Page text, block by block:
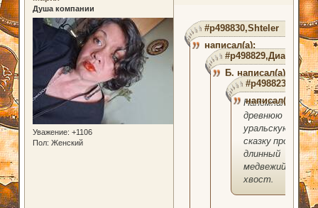
Душа компании
Уважение: +1106
Пол: Женский
#p498830,Shteler
написал(а):
#p498829,Диана
Б. написал(а):
написал(а):
Напомнило
древнюю
уральскую
сказку про
длинный
медвежий
хвост.